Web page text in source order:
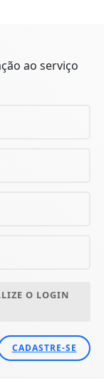
ao serviço
O LOGIN
CADASTRE-SE